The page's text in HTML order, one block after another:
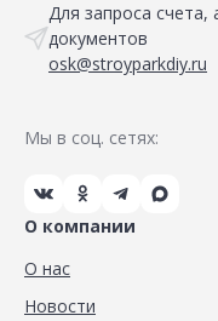
Для запроса счета,
документов
osk@stroyparkdiy.ru
Мы в соц. сетях:
О компании
О нас
Новости